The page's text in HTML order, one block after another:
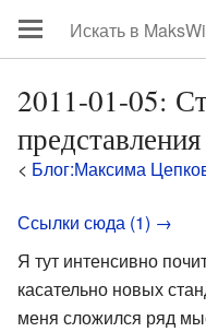
2011-01-05:
< Блог:Максима
Ссылки сюда (1) →
Я тут интенсивно
касательно новых
меня сложился ряд